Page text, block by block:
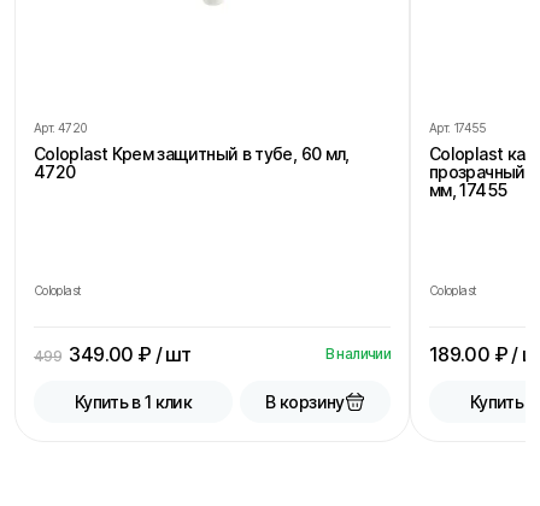
Арт. 4720
Coloplast Крем защитный в тубе, 60 мл,
4720
Coloplast
499 349.00 ₽ / шт В наличии
Купить в 1 клик В корзину
Арт. 17455
Coloplast
прозрачный,
мм, 17455
Coloplast
189.00 ₽ /
Купить в